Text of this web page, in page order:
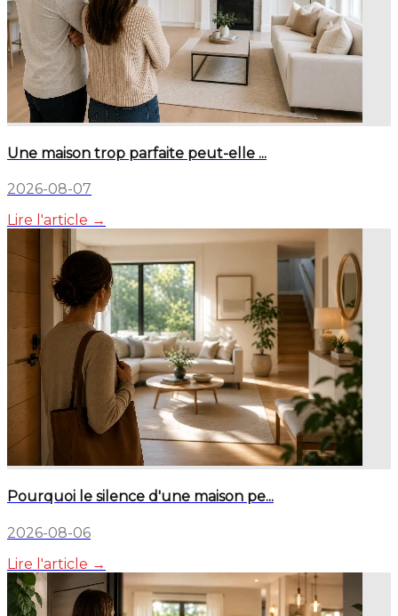
Une maison trop parfaite peut-elle ...
2026-08-07
Lire l'article →
Pourquoi le silence d'une maison pe...
2026-08-06
Lire l'article →